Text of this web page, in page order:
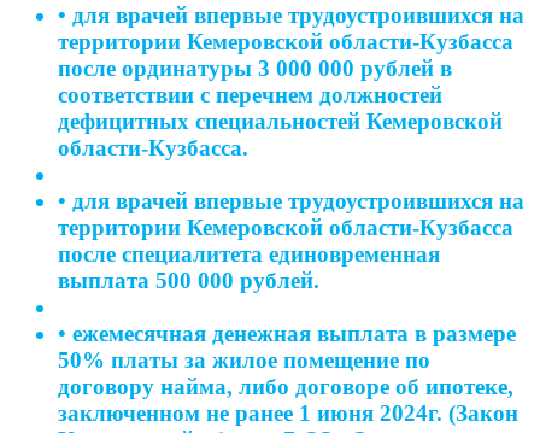
• для врачей впервые трудоустроившихся на
территории Кемеровской области-Кузбасса
после ординатуры 3 000 000 рублей в
соответствии с перечнем должностей
дефицитных специальностей Кемеровской
области-Кузбасса.
• для врачей впервые трудоустроившихся на
территории Кемеровской области-Кузбасса
после специалитета единовременная
выплата 500 000 рублей.
• ежемесячная денежная выплата в размере
50% платы за жилое помещение по
договору найма, либо договоре об ипотеке,
заключенном не ранее 1 июня 2024г. (Закон